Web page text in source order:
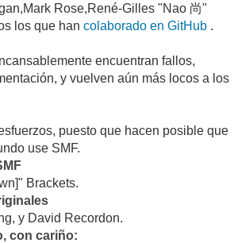
Rose,René-Gilles "Nao 尚"
los que han colaborado en GitHub .
encuentran fallos,
y vuelven aún más locos a los
puesto que hacen posible que
use SMF.
Brackets.
y David Recordon.
con cariño: